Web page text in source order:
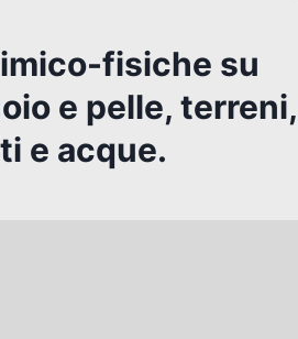
fisiche su
e pelle, terreni,
e acque.